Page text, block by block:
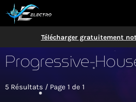
Obtenez l'application ELECTRO Radio
Télécharger gratuitement
play_circle_outline PLAYER
Progressive-
5 Résultats / Page 1 de 1